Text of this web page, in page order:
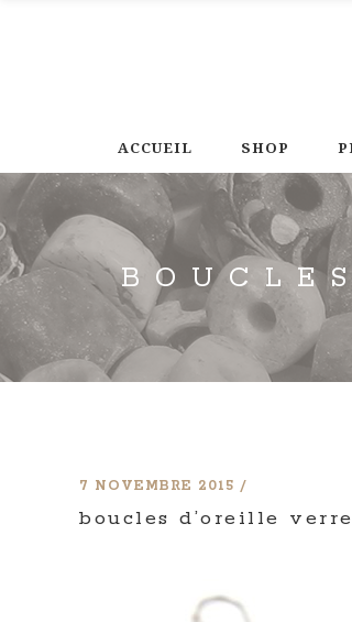
ACCUEIL SHOP
7 NOVEMBRE 2015
boucles d’oreille